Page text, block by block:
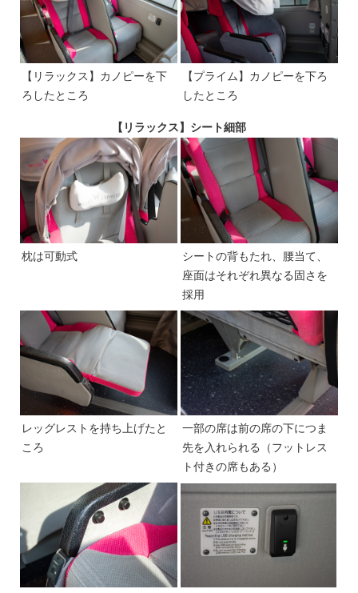
【リラックス】カノピーを下
ろしたところ
【プライム】カノピーを下ろ
したところ
【リラックス】シート細部
枕は可動式
シートの背もたれ、腰当て、
座面はそれぞれ異なる固さを
採用
レッグレストを持ち上げたと
ころ
一部の席は前の席の下につま
先を入れられる（フットレス
ト付きの席もある）